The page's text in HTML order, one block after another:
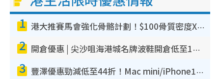
1 港大推賽馬會強化骨骼計劃！$100骨質密度X光檢查 完成免費運動訓練送超市禮券！附參加資格
2 開倉優惠 | 尖沙咀海港城名牌波鞋開倉低至1折！On鞋$899起／Joy&Peace鞋履$98起
3 豐澤優惠勁減低至44折！Mac mini/iPhone17Pro大減價！廚房家電$220起